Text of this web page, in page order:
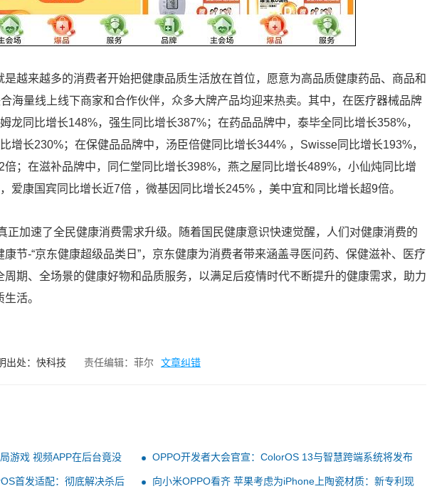
越来越多的消费者开始把健康品质生活放在首位，愿意为高品质健康药品、商品和
海量线上线下商家和合作伙伴，众多大牌产品均迎来热卖。其中，在医疗器械品牌
龙同比增长148%，强生同比增长387%；在药品品牌中，泰毕全同比增长358%，
增长230%；在保健品品牌中，汤臣倍健同比增长344% ，Swisse同比增长193%，
；在滋补品牌中，同仁堂同比增长398%，燕之屋同比增长489%，小仙炖同比增
爱康国宾同比增长近7倍 ，微基因同比增长245% ，美中宜和同比增长超9倍。
真正加速了全民健康消费需求升级。随着国民健康意识快速觉醒，人们对健康消费的
节-“京东健康超级品类日”，京东健康为消费者带来涵盖寻医问药、保健滋补、医疗
期、全场景的健康好物和品质服务，以满足后疫情时代不断提升的健康需求，助力
活。
出处：快科技 责任编辑：菲尔 文章纠错
游戏 视频APP在后台竟没
OPPO开发者大会官宣：ColorOS 13与智慧跨端系统将发布
首发适配：彻底解决杀后
向小米OPPO看齐 苹果考虑为iPhone上陶瓷材质：新专利现